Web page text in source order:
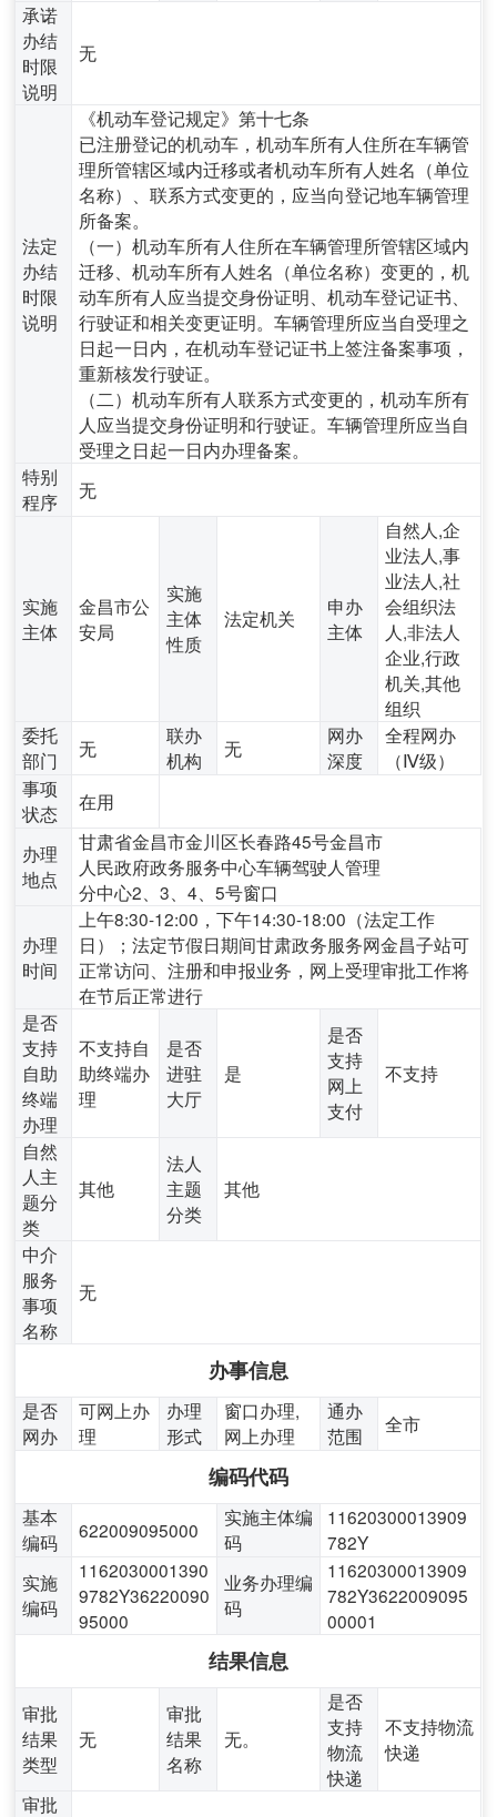
承诺
办结
时限
说明
无
法定
办结
时限
说明
《机动车登记规定》第十七条
已注册登记的机动车，机动车所有人住所在车辆管
理所管辖区域内迁移或者机动车所有人姓名（单位
名称）、联系方式变更的，应当向登记地车辆管理
所备案。
（一）机动车所有人住所在车辆管理所管辖区域内
迁移、机动车所有人姓名（单位名称）变更的，机
动车所有人应当提交身份证明、机动车登记证书、
行驶证和相关变更证明。车辆管理所应当自受理之
日起一日内，在机动车登记证书上签注备案事项，
重新核发行驶证。
（二）机动车所有人联系方式变更的，机动车所有
人应当提交身份证明和行驶证。车辆管理所应当自
受理之日起一日内办理备案。
特别
程序
无
实施
主体
金昌市公
安局
实施
主体
性质
法定机关
申办
主体
自然人,企
业法人,事
业法人,社
会组织法
人,非法人
企业,行政
机关,其他
组织
委托
部门
无
联办
机构
无
网办
深度
全程网办
（Ⅳ级）
事项
状态
在用
办理
地点
甘肃省金昌市金川区长春路45号金昌市
人民政府政务服务中心车辆驾驶人管理
分中心2、3、4、5号窗口
办理
时间
上午8:30-12:00，下午14:30-18:00（法定工作
日）；法定节假日期间甘肃政务服务网金昌子站可
正常访问、注册和申报业务，网上受理审批工作将
在节后正常进行
是否
支持
自助
终端
办理
不支持自
助终端办
理
是否
进驻
大厅
是
是否
支持
网上
支付
不支持
自然
人主
题分
类
其他
法人
主题
分类
其他
中介
服务
事项
名称
无
办事信息
是否
网办
可网上办
理
办理
形式
窗口办理,
网上办理
通办
范围
全市
编码代码
基本
编码
622009095000
实施主体编
码
11620300013909
782Y
实施
编码
1162030001390
9782Y36220090
95000
业务办理编
码
11620300013909
782Y3622009095
00001
结果信息
审批
结果
类型
无
审批
结果
名称
无。
是否
支持
物流
快递
不支持物流
快递
审批